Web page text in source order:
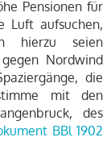
Pensionen für
Luft aufsuchen,
hierzu seien
Nordwind
die
mit den
des
BBl 1902